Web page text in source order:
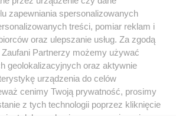
9 0
Tosty z truskawkami i
masłem orzechowym
3.8k
Wkn
3 4 5 6 7 >
zapewniania spersonalizowanych
treści, pomiar reklam i
oraz ulepszanie usług. Za zgodą
Partnerzy możemy używać
geolokalizacyjnych oraz aktywnie
urządzenia do celów
cenimy Twoją prywatność, prosimy
z tych technologii poprzez kliknięcie